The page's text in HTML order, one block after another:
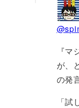
『
が、
の発
「